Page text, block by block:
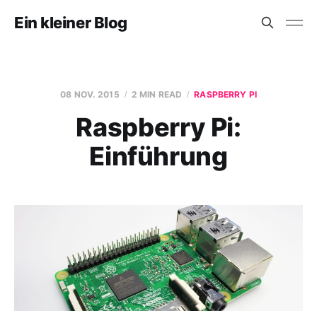
Ein kleiner Blog
08 NOV. 2015 2 MIN READ RASPBERRY PI
Raspberry Pi:
Einführung